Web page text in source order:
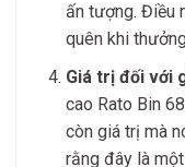
ấn tượng. Điều
quên khi
Giá trị đối với
cao Rato Bin
còn giá trị mà
rằng đây là